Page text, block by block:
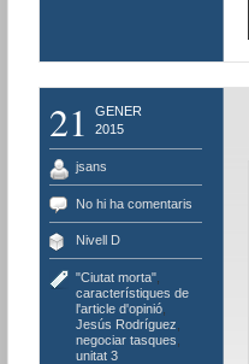
21
GENER
2015
jsans
No hi ha comentaris
Nivell D
"Ciutat morta",
característiques de
l'article d'opinió,
Jesús Rodríguez
negociar tasques
unitat 3